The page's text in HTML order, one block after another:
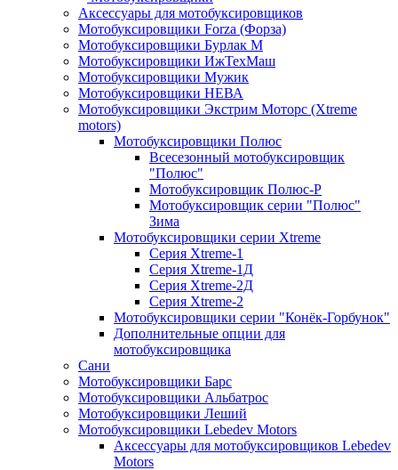
Аксессуары для мотобуксировщиков
Мотобуксировщики Forza (Форза)
Мотобуксировщики Бурлак М
Мотобуксировщики ИжТехМаш
Мотобуксировщики Мужик
Мотобуксировщики НЕВА
Мотобуксировщики Экстрим Моторс (Xtreme
motors)
Мотобуксировщики Полюс
Всесезонный мотобуксировщик
"Полюс"
Мотобуксировщик Полюс-Р
Мотобуксировщик серии "Полюс"
Зима
Мотобуксировщики серии Xtreme
Серия Xtreme-1
Серия Xtreme-1Д
Серия Xtreme-2Д
Серия Xtreme-2
Мотобуксировщики серии "Конёк-Горбунок"
Дополнительные опции для
мотобуксировщика
Сани
Мотобуксировщики Барс
Мотобуксировщики Альбатрос
Мотобуксировщики Леший
Мотобуксировщики Lebedev Motors
Аксессуары для мотобуксировщиков Lebedev
Motors